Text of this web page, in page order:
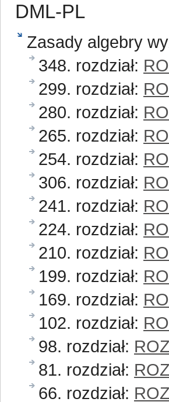
DML-PL
Zasady algebry
348. rozdział:
299. rozdział:
280. rozdział:
265. rozdział:
254. rozdział:
306. rozdział:
241. rozdział:
224. rozdział:
210. rozdział:
199. rozdział:
169. rozdział:
102. rozdział:
98. rozdział:
81. rozdział:
66. rozdział: